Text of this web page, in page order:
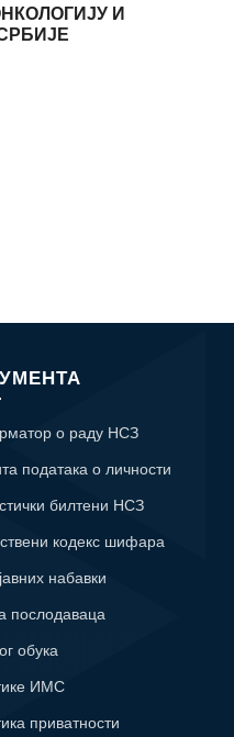
И
о раду НСЗ
података о личности
билтени НСЗ
кодекс шифара
набавки
послодаваца
обука
ИМС
приватности